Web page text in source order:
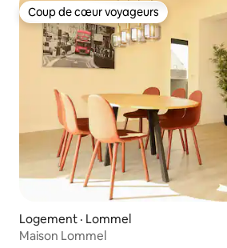
Coup de cœur voyageurs
Coup de cœur voyageurs
Logement · Lommel
Maison Lommel